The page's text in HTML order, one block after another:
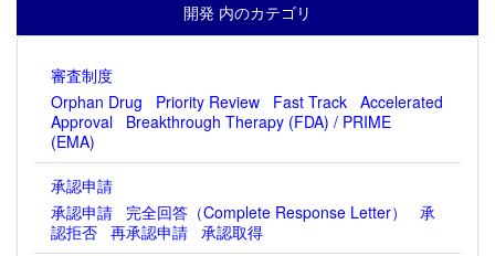
開発 内のカテゴリ
審査制度
Orphan Drug
Priority Review Fast Track Accelerated
Approval
Breakthrough Therapy (FDA) / PRIME
(EMA)
承認申請
承認申請
完全回答（Complete Response Letter）
承
認拒否 再承認申請 承認取得